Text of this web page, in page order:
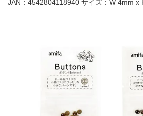
JAN：4542804118940 サイズ：W 4mm x